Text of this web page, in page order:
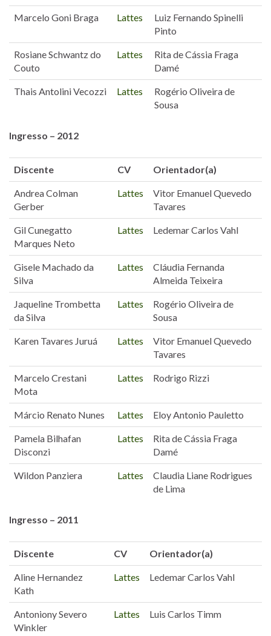
Marcelo Goni Braga Lattes
Luiz Fernando Spinelli
Pinto
Rosiane Schwantz do
Couto
Lattes
Rita de Cássia Fraga
Damé
Thais Antolini Vecozzi Lattes
Rogério Oliveira de
Sousa
Ingresso – 2012
Discente CV Orientador(a)
Andrea Colman
Gerber
Lattes
Vitor Emanuel Quevedo
Tavares
Gil Cunegatto
Marques Neto
Lattes Ledemar Carlos Vahl
Gisele Machado da
Silva
Lattes
Cláudia Fernanda
Almeida Teixeira
Jaqueline Trombetta
da Silva
Lattes
Rogério Oliveira de
Sousa
Karen Tavares Juruá Lattes
Vitor Emanuel Quevedo
Tavares
Marcelo Crestani
Mota
Lattes Rodrigo Rizzi
Márcio Renato Nunes Lattes Eloy Antonio Pauletto
Pamela Bilhafan
Disconzi
Lattes
Rita de Cássia Fraga
Damé
Wildon Panziera Lattes
Claudia Liane Rodrigues
de Lima
Ingresso – 2011
Discente CV Orientador(a)
Aline Hernandez
Kath
Lattes Ledemar Carlos Vahl
Antoniony Severo
Winkler
Lattes Luis Carlos Timm